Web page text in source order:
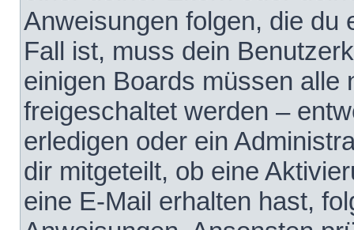
Anweisungen folgen, die du
Fall ist, muss dein
einigen Boards müssen alle
freigeschaltet werden –
erledigen oder ein
dir mitgeteilt, ob eine
eine E-Mail erhalten hast,